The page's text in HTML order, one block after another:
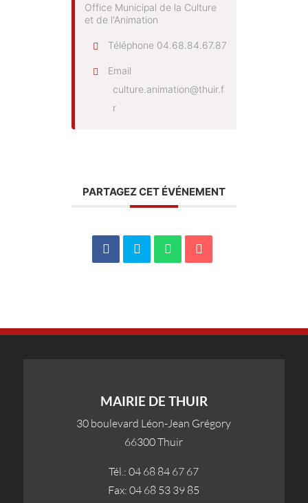
Office Municipal de la Culture
et de l'Animation
Téléphone 04.68.84.67.87
Email
culture.animation@thuir.f
r
PARTAGEZ CET ÉVÉNEMENT
MAIRIE DE THUIR
30 boulevard Léon-Jean Grégory
66300 Thuir
Tél.: 04 68 84 67 67
Fax: 04 68 53 39 85